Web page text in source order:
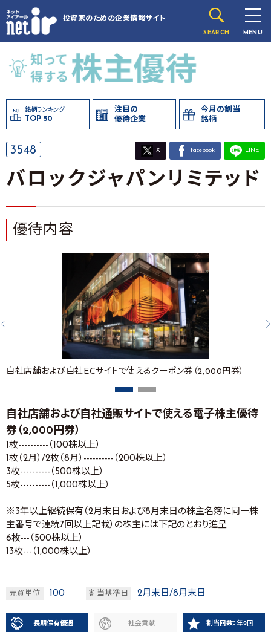
投資家のための企業情報サイト
SEARCH MENU
銘柄ランキング
TOP 50
注目の
優待企業
今月の割当
銘柄
3548 X facebook LINE
バロックジャパンリミテッド
優待内容
自社店舗および自社ECサイトで使えるクーポン券（2,000円券）
自社店舗および自社通販サイトで使える電子株主優待
券（2,000円券）
1枚----------（100株以上）
1枚（2月）/2枚（8月）----------（200株以上）
3枚----------（500株以上）
5枚----------（1,000株以上）
※3年以上継続保有（2月末日および8月末日の株主名簿に同一株
主番号で連続7回以上記載）の株主には下記のとおり進呈
6枚---（500株以上）
13枚---（1,000株以上）
売買単位 100 割当基準日 2月末日/8月末日
長期保有優遇 社会貢献 割当回数：年2回